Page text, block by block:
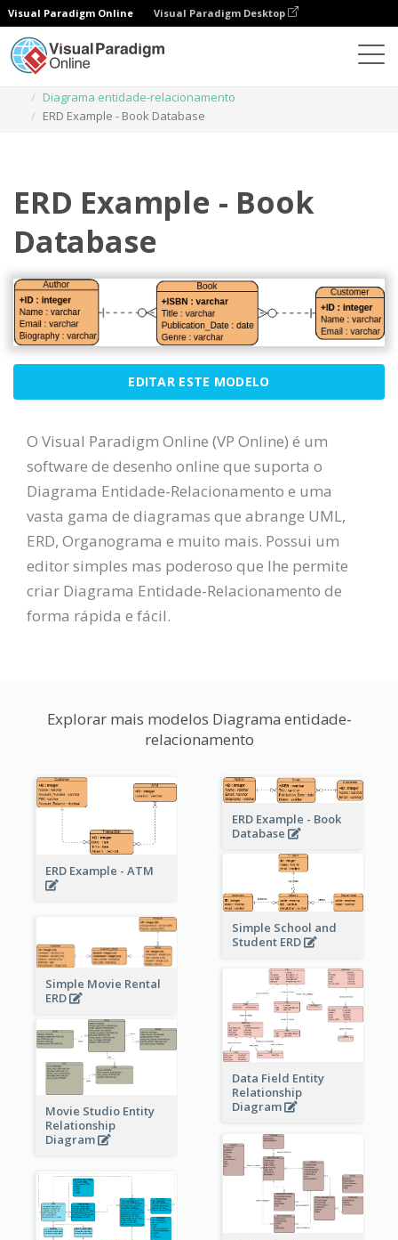
Visual Paradigm Online Visual Paradigm Desktop
Diagrama entidade-relacionamento
ERD Example - Book Database
ERD Example - Book
Database
EDITAR ESTE MODELO
O Visual Paradigm Online (VP Online) é um
software de desenho online que suporta o
Diagrama Entidade-Relacionamento e uma
vasta gama de diagramas que abrange UML,
ERD, Organograma e muito mais. Possui um
editor simples mas poderoso que lhe permite
criar Diagrama Entidade-Relacionamento de
forma rápida e fácil.
Explorar mais modelos Diagrama entidade-
relacionamento
ERD Example - ATM
ERD Example - Book
Database
Simple School and
Student ERD
Simple Movie Rental
ERD
Data Field Entity
Relationship
Diagram
Movie Studio Entity
Relationship
Diagram